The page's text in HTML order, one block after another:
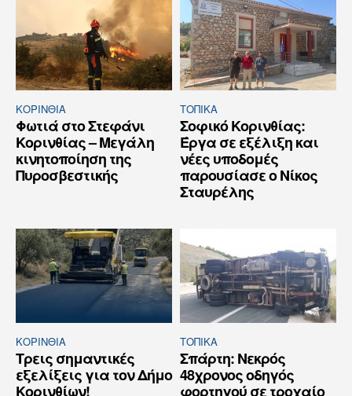
ΚΟΡΙΝΘΊΑ
Φωτιά στο Στεφάνι
Κορινθίας – Μεγάλη
κινητοποίηση της
Πυροσβεστικής
ΤΟΠΙΚΑ
Σοφικό Κορινθίας:
Έργα σε εξέλιξη και
νέες υποδομές
παρουσίασε ο Νίκος
Σταυρέλης
ΚΟΡΙΝΘΊΑ
Τρεις σημαντικές
εξελίξεις για τον Δήμο
Κορινθίων!
ΤΟΠΙΚΑ
Σπάρτη: Νεκρός
48χρονος οδηγός
φορτηγού σε τροχαίο